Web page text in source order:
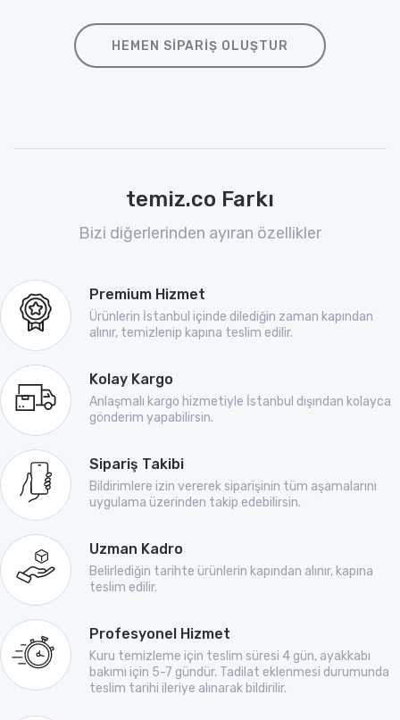
HEMEN SIPARIŞ OLUŞTUR
temiz.co Farkı
Bizi diğerlerinden ayıran özellikler
Premium Hizmet
Ürünlerin İstanbul içinde dilediğin zaman kapından
alınır, temizlenip kapına teslim edilir.
Kolay Kargo
Anlaşmalı kargo hizmetiyle İstanbul dışından kolayca
gönderim yapabilirsin.
Sipariş Takibi
Bildirimlere izin vererek siparişinin tüm aşamalarını
uygulama üzerinden takip edebilirsin.
Uzman Kadro
Belirlediğin tarihte ürünlerin kapından alınır, kapına
teslim edilir.
Profesyonel Hizmet
Kuru temizleme için teslim süresi 4 gün, ayakkabı
bakımı için 5-7 gündür. Tadilat eklenmesi durumunda
teslim tarihi ileriye alınarak bildirilir.